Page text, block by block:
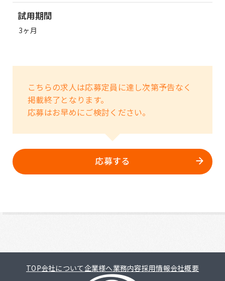
試用期間
3ヶ月
こちらの求人は応募定員に達し次第予告なく
掲載終了となります。
応募はお早めにご検討ください。
応募する
TOP会社について 企業様へ業務内容採用情報会社概要